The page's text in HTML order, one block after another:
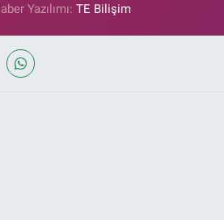
Yazılımı:TE Bilişim